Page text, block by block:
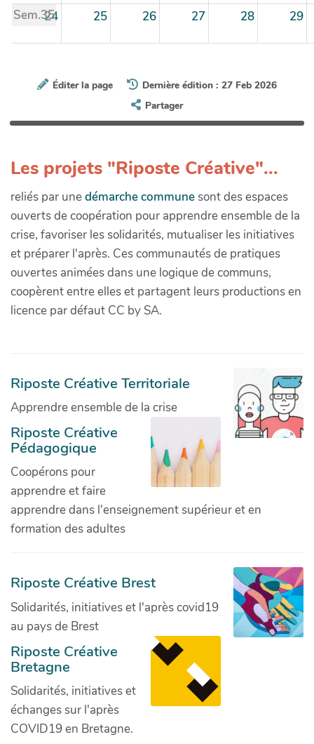
Sem.35
24 25 26 27 28 29
Éditer la page
Dernière édition : 27 Feb 2026
Partager